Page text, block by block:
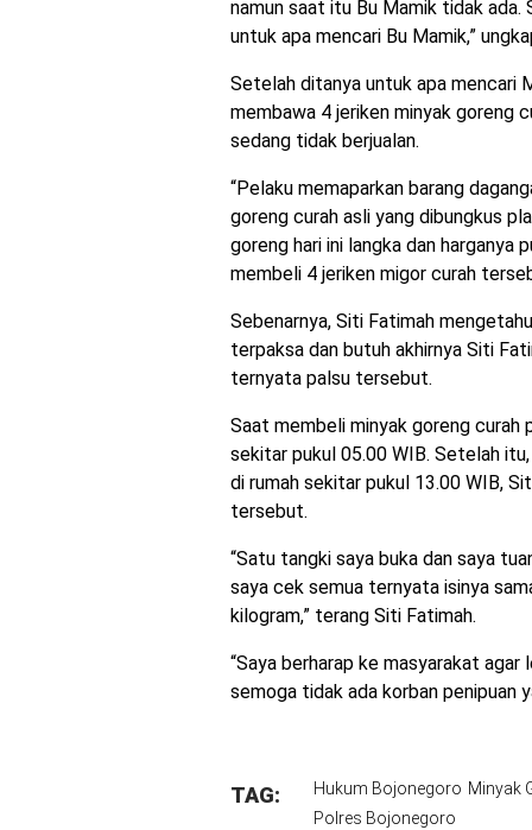
namun saat itu Bu Mamik tidak
untuk apa mencari Bu Mamik,”
Setelah ditanya untuk apa mencari
membawa 4 jeriken minyak goreng
sedang tidak berjualan.
“Pelaku memaparkan barang
goreng curah asli yang dibungkus
goreng hari ini langka dan harganya
membeli 4 jeriken migor curah
Sebenarnya, Siti Fatimah
terpaksa dan butuh akhirnya Siti
ternyata palsu tersebut.
Saat membeli minyak goreng curah
sekitar pukul 05.00 WIB. Setelah
di rumah sekitar pukul 13.00 WIB,
tersebut.
“Satu tangki saya buka dan saya
saya cek semua ternyata isinya
kilogram,” terang Siti Fatimah.
“Saya berharap ke masyarakat
semoga tidak ada korban penipuan
TAG: Hukum Bojonegoro Minyak
Polres Bojonegoro